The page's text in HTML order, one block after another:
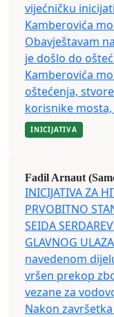
vijećničku
Kamberovića
Obavještavam
je došlo do
Kamberovića
oštećenja,
korisnike
INICIJATIVA
Fadil Arnaut
INICIJATIVA ZA
PRVOBITNO
SEIDA
GLAVNOG
navedenom
vršen prekop
vezane za
Nakon